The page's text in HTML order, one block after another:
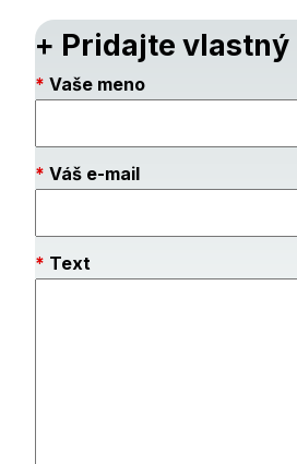
+ Pridajte vlastný
Vaše meno
Váš e-mail
Text